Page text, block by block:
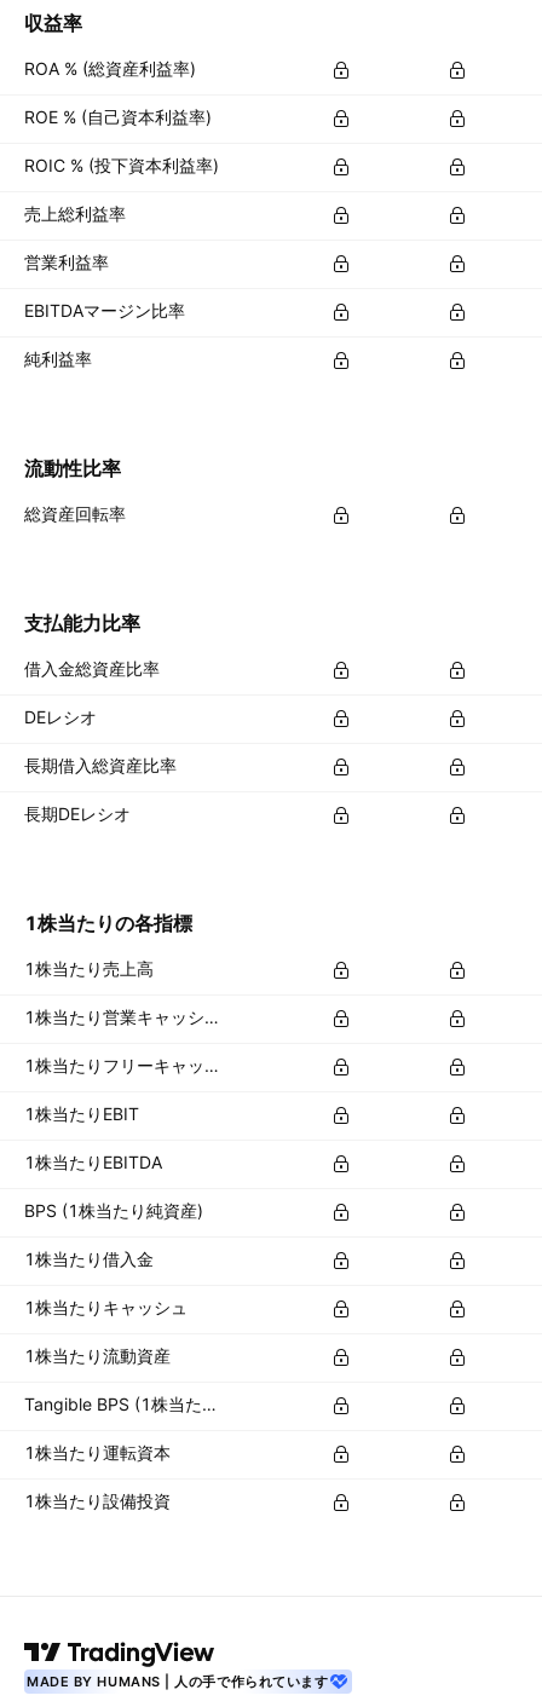
収益率
ROA % (総資産利益率)
ROE % (自己資本利益率)
ROIC % (投下資本利益率)
売上総利益率
営業利益率
EBITDAマージン比率
純利益率
流動性比率
総資産回転率
支払能力比率
借入金総資産比率
DEレシオ
長期借入総資産比率
長期DEレシオ
1株当たりの各指標
1株当たり売上高
1株当たり営業キャッシュフロー
1株当たりフリーキャッシュフロー
1株当たりEBIT
1株当たりEBITDA
BPS (1株当たり純資産)
1株当たり借入金
1株当たりキャッシュ
1株当たり流動資産
Tangible BPS (1株当たり有形資産)
1株当たり運転資本
1株当たり設備投資
MADE BY HUMANS | 人の手で作られています